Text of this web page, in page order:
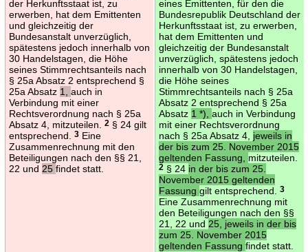
der Herkunftsstaat ist, zu
erwerben, hat dem Emittenten
und gleichzeitig der
Bundesanstalt unverzüglich,
spätestens jedoch innerhalb von
30 Handelstagen, die Höhe
seines Stimmrechtsanteils nach
§ 25a Absatz 2 entsprechend §
25a Absatz 1, auch in
Verbindung mit einer
Rechtsverordnung nach § 25a
Absatz 4, mitzuteilen.
2§ 24 gilt
entsprechend.
3Eine
Zusammenrechnung mit den
Beteiligungen nach den §§ 21,
22 und 25 findet statt.
eines Emittenten, für den die
Bundesrepublik Deutschland der
Herkunftsstaat ist, zu erwerben,
hat dem Emittenten und
gleichzeitig der Bundesanstalt
unverzüglich, spätestens jedoch
innerhalb von 30 Handelstagen,
die Höhe seines
Stimmrechtsanteils nach § 25a
Absatz 2 entsprechend § 25a
Absatz 1 *), auch in Verbindung
mit einer Rechtsverordnung
nach § 25a Absatz 4, jeweils in
der bis zum 25. November 2015
geltenden Fassung, mitzuteilen.
2§ 24 in der bis zum 25.
November 2015 geltenden
Fassung gilt entsprechend. 3
Eine Zusammenrechnung mit
den Beteiligungen nach den §§
21, 22 und 25, jeweils in der bis
zum 25. November 2015
geltenden Fassung findet statt.